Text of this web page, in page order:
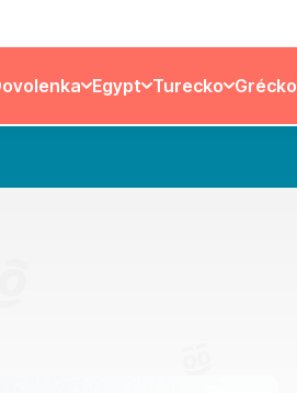
Egypt Turecko Grécko